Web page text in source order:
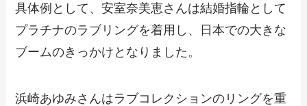
具体例として、安室奈美恵さんは結婚指輪として
プラチナのラブリングを着用し、日本での大きな
ブームのきっかけとなりました。
浜崎あゆみさんはラブコレクションのリングを重